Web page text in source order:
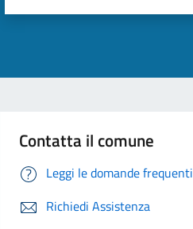
Contatta il comune
Leggi le domande frequenti
Richiedi Assistenza